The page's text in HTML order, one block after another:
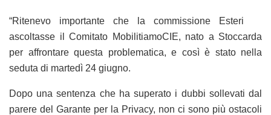
“Ritenevo importante che la commissione Esteri
ascoltasse il Comitato MobilitiamoCIE, nato a Stoccarda
per affrontare questa problematica, e così è stato nella
seduta di martedì 24 giugno.
Dopo una sentenza che ha superato i dubbi sollevati dal
parere del Garante per la Privacy, non ci sono più ostacoli